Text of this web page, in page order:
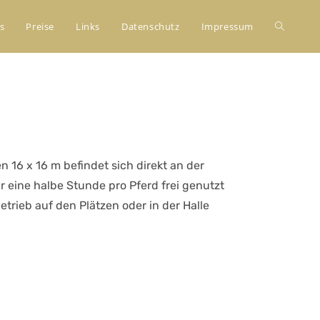
Preise Links Datenschutz Impressum
16 x 16 m befindet sich direkt an der
eine halbe Stunde pro Pferd frei genutzt
auf den Plätzen oder in der Halle